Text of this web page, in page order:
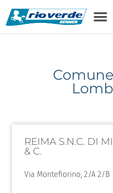
REIMA S.N.C. DI
& C.
Via Montefiorino, 2/A 2/B